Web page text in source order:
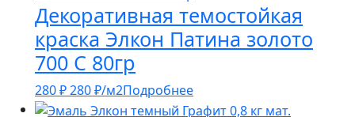
Декоративная темостойкая
краска Элкон Патина золото
700 С 80гр
280₽280₽/м2Подробнее